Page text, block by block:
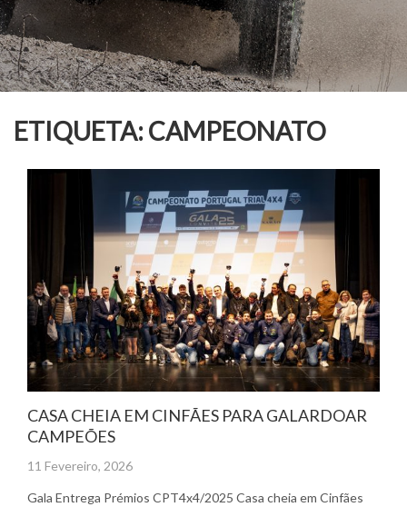
ETIQUETA:CAMPEONATO
CASA CHEIA EM CINFÃES PARA GALARDOAR
CAMPEÕES
Posted
11 Fevereiro, 2026
Gala Entrega Prémios CPT4x4/2025 Casa cheia em Cinfães